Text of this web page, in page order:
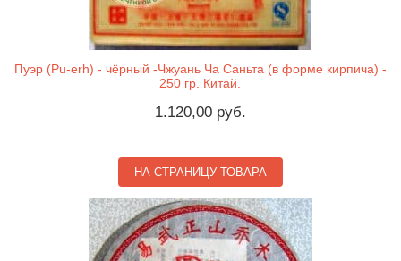
Пуэр (Pu-erh) - чёрный -Чжуань Ча Саньта (в форме кирпича) -
250 гр. Китай.
1.120,00 руб.
НА СТРАНИЦУ ТОВАРА